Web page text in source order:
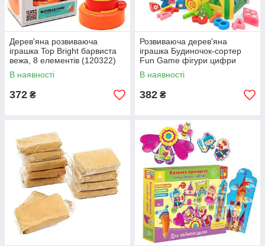
Дерев'яна розвиваюча
іграшка Top Bright барвиста
вежа, 8 елементів (120322)
В наявності
372 ₴
Розвиваюча дерев'яна
іграшка Будиночок-сортер
Fun Game фігури цифри
16*19*14 см (57107)
В наявності
382 ₴